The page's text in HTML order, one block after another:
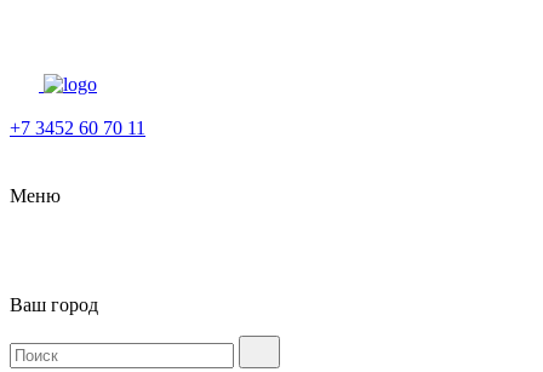
+7 3452 60 70 11
Меню
Ваш город